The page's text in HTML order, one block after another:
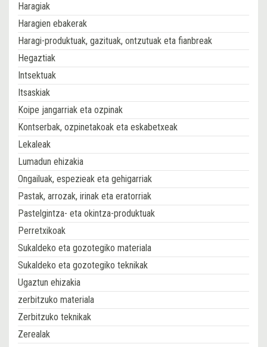
Haragiak
Haragien ebakerak
Haragi-produktuak, gazituak, ontzutuak eta fianbreak
Hegaztiak
Intsektuak
Itsaskiak
Koipe jangarriak eta ozpinak
Kontserbak, ozpinetakoak eta eskabetxeak
Lekaleak
Lumadun ehizakia
Ongailuak, espezieak eta gehigarriak
Pastak, arrozak, irinak eta eratorriak
Pastelgintza- eta okintza-produktuak
Perretxikoak
Sukaldeko eta gozotegiko materiala
Sukaldeko eta gozotegiko teknikak
Ugaztun ehizakia
zerbitzuko materiala
Zerbitzuko teknikak
Zerealak